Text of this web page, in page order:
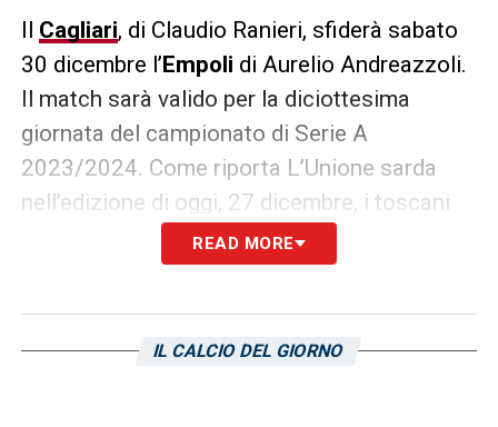
Il Cagliari, di Claudio Ranieri, sfiderà sabato
30 dicembre l’Empoli di Aurelio Andreazzoli.
Il match sarà valido per la diciottesima
giornata del campionato di Serie A
2023/2024. Come riporta L’Unione sarda
nell’edizione di oggi, 27 dicembre, i toscani
puntano a riavere il loro miglior marcatore
Francesco Caputoin vista del match.
si era infortunato al polpaccio lo scorso 11
READ MORE
IL CALCIO DEL GIORNO